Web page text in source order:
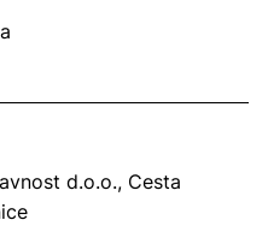
d.o.o., Cesta